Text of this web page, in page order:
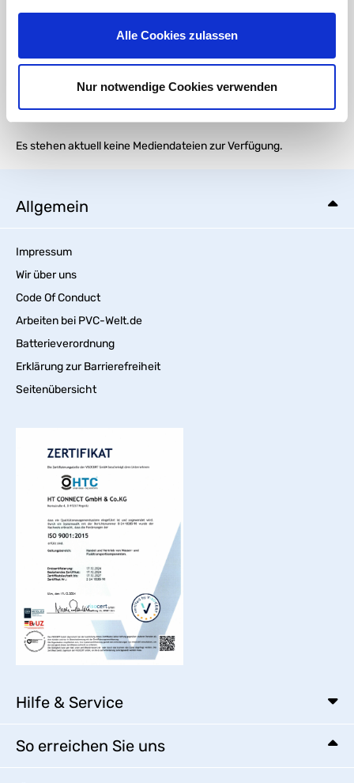
Alle Cookies zulassen
Nur notwendige Cookies verwenden
91257 Pegnitz
Medien
Es stehen aktuell keine Mediendateien zur Verfügung.
Allgemein
Impressum
Wir über uns
Code Of Conduct
Arbeiten bei PVC-Welt.de
Batterieverordnung
Erklärung zur Barrierefreiheit
Seitenübersicht
Hilfe & Service
So erreichen Sie uns